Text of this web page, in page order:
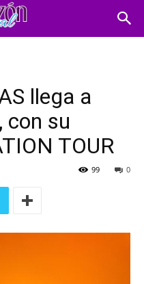
llega a
con su
TOUR
0
99